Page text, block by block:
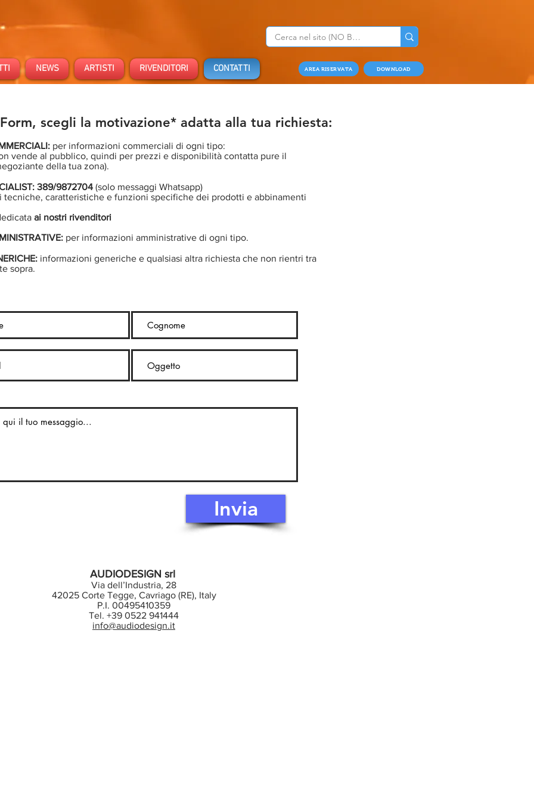
NEWS ARTISTI RIVENDITORI CONTATTI AREA RISERVATA DOWNLOAD
scegli la motivazione* adatta alla tua richiesta:
per informazioni commerciali di ogni tipo:
vende al pubblico, quindi per prezzi e disponibilità contatta pure il
della tua zona).
389/9872704 (solo messaggi Whatsapp)
tecniche, caratteristiche e funzioni specifiche dei prodotti e abbinamenti
ai nostri rivenditori
per informazioni amministrative di ogni tipo.
informazioni generiche e qualsiasi altra richiesta che non rientri tra
sopra.
Invia
AUDIODESIGN srl
Via dell’Industria, 28
42025 Corte Tegge, Cavriago (RE), Italy
P.I. 00495410359
Tel. +39 0522 941444
info@audiodesign.it